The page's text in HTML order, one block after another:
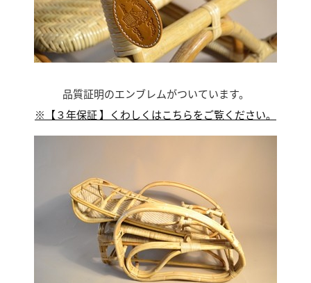
品質証明のエンブレムがついています。
※【３年保証 】くわしくはこちらをご覧ください。